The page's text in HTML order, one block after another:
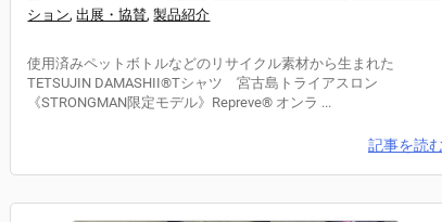
ション,出展・協賛,製品紹介
使用済みペットボトルなどのリサイクル素材から生まれた
TETSUJIN DAMASHII®︎Tシャツ 宮古島トライアスロン
《STRONGMAN限定モデル》Repreve®︎ オンラ ...
記事を読む